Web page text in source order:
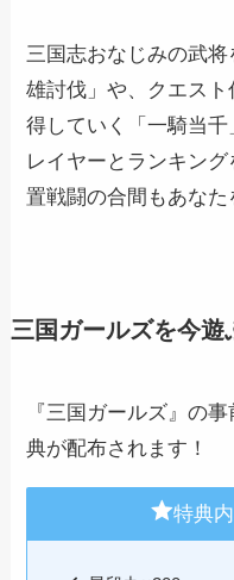
三国志おなじみの武
雄討伐」や、クエス
得していく「一騎当
レイヤーとランキン
置戦闘の合間もあなた
三国ガールズを今遊
『三国ガールズ』の
典が配布されます！
特典